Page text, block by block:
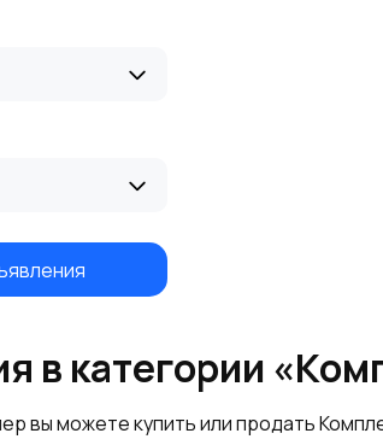
в категории
вы можете купить или продать